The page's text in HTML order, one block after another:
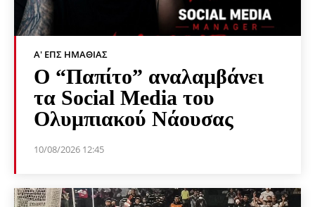
Α' ΕΠΣ ΗΜΑΘΊΑΣ
Ο “Παπίτο” αναλαμβάνει
τα Social Media του
Ολυμπιακού Νάουσας
10/08/2026 12:45